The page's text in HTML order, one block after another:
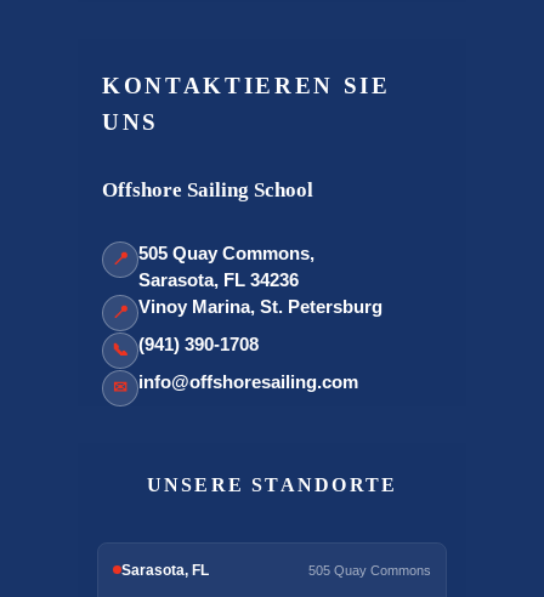
KONTAKTIEREN SIE
UNS
Offshore Sailing School
📍 505 Quay Commons,
Sarasota, FL 34236
📍 Vinoy Marina, St. Petersburg
📞 (941) 390-1708
✉ info@offshoresailing.com
UNSERE STANDORTE
Sarasota, FL 505 Quay Commons